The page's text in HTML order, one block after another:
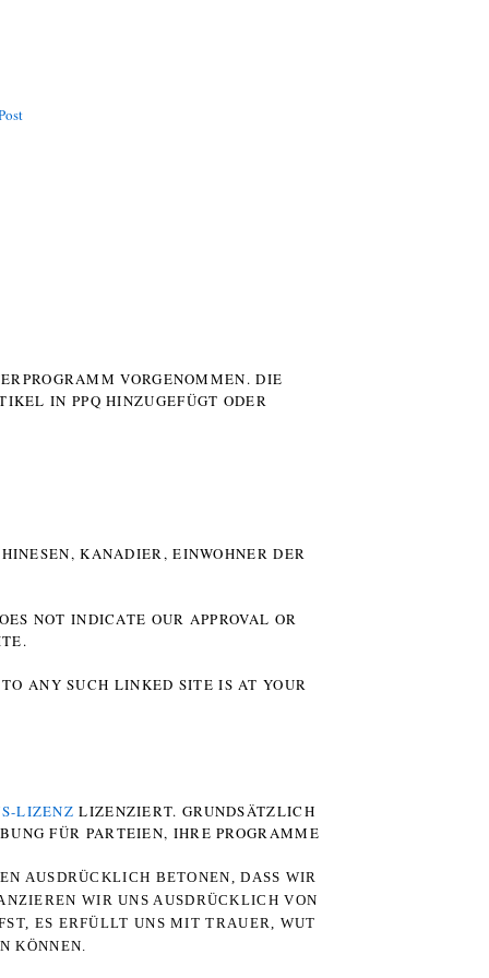
VORGENOMMEN. DIE
IN PPQ HINZUGEFÜGT ODER
KANADIER, EINWOHNER DER P
NOT INDICATE OUR APPROVAL OR
ANY SUCH LINKED SITE IS AT YOUR
LIZENZ LIZENZIERT. GRUNDSÄTZLICH
FÜR PARTEIEN, IHRE PROGRAMME
AUSDRÜCKLICH BETONEN, DASS WIR
WIR UNS AUSDRÜCKLICH VON
ES ERFÜLLT UNS MIT TRAUER, WUT
KÖNNEN.